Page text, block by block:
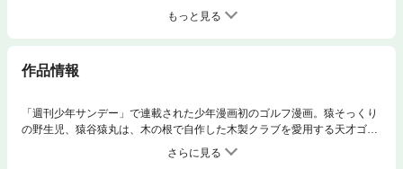
もっと見る
作品情報
「週刊少年サンデー」で連載された少年漫画初のゴルフ漫画。猿そっくり
の野生児、猿谷猿丸は、木の根で自作した木製クラブを愛用する天才ゴル
ファー！そのゴルフの実力に目をつけたミスターXの差し向ける刺客との
激しい戦いが幕を開ける…！待望の第19巻！！